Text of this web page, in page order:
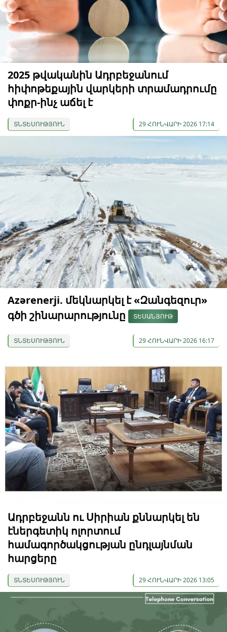
2025 թվականին Ադրբեջանում
հիփոթեքային վարկերի տրամադրումը
փոքր-ինչ աճել է
ՏՆՏԵՍՈՒԹՅՈՒՆ 29 ՀՈՒՆՎԱՐԻ 2026 17:14
Azərenerji. մեկնարկել է «Զանգեզուր»
գծի շինարարությունը
ՏԵՍԱՆՅՈՒԹ
ՏՆՏԵՍՈՒԹՅՈՒՆ 29 ՀՈՒՆՎԱՐԻ 2026 16:17
Ադրբեջանն ու Սիրիան քննարկել են
էներգետիկ ոլորտում
համագործակցության ընդլայնման
հարցերը
ՏՆՏԵՍՈՒԹՅՈՒՆ 29 ՀՈՒՆՎԱՐԻ 2026 13:05